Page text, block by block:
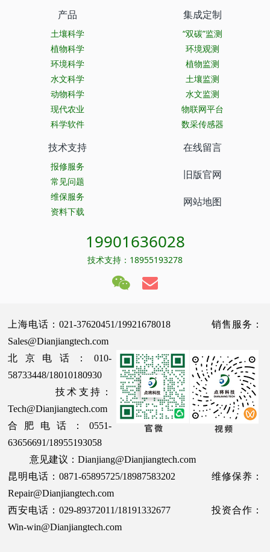
产品
土壤科学
植物科学
环境科学
水文科学
动物科学
现代农业
科学软件
集成定制
“双碳”监测
环境观测
植物监测
土壤监测
水文监测
物联网平台
数采传感器
技术支持
报修服务
常见问题
维保服务
资料下载
在线留言
旧版官网
网站地图
19901636028
技术支持：18955193278
上海电话：021-37620451/19921678018 销售服务：
Sales@Dianjiangtech.com
北京电话：010-
58733448/18010180930
技术支持：
Tech@Dianjiangtech.com
合肥电话：0551-
63656691/18955193058
意见建议：Dianjiang@Dianjiangtech.com
昆明电话：0871-65895725/18987583202 维修保养：
Repair@Dianjiangtech.com
西安电话：029-89372011/18191332677 投资合作：
Win-win@Dianjiangtech.com